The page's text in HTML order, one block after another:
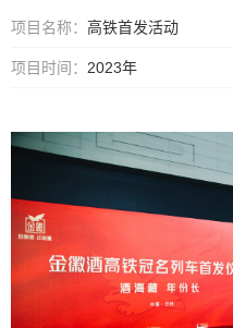
项目名称： 高铁首发活动
项目时间： 2023年